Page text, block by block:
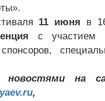
11 июня в
с участием
новостями на
,